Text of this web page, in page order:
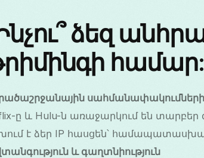
ձեզ
համար:
սահմանափակումների
ը և Hulu-ն առաջարկում են
է ձեր IP հասցեն՝
և գաղտնիություն